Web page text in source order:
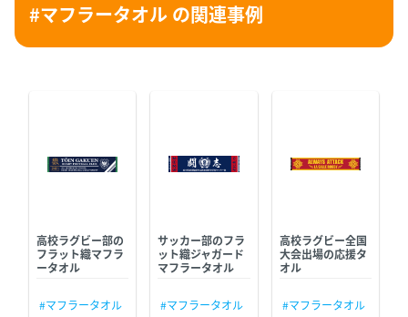
#マフラータオル の関連事例
高校ラグビー部の
フラット織マフラ
ータオル
#マフラータオル
サッカー部のフラ
ット織ジャガード
マフラータオル
#マフラータオル
高校ラグビー全国
大会出場の応援タ
オル
#マフラータオル